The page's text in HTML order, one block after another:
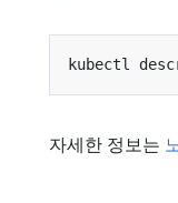
자세한 정보는